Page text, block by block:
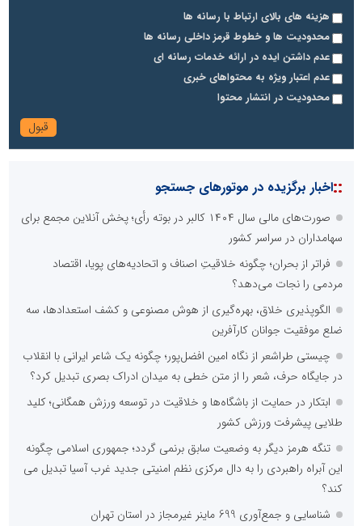
هزینه های بالای ارتباط با رسانه ها
محدودیت ها و خطوط قرمز داخلی رسانه ها
عدم داشتن ایده در ارائه خدمات رسانه ای
عدم اعتبار ویژه به محتواهای خبری
محدودیت در انتشار محتوا
::اخبار برگزیده در موتورهای جستجو
صورت‌های مالی سال ۱۴۰۴ کالبر در بوته رأی؛ پخش آنلاین مجمع برای
سهامداران در سراسر کشور
فراتر از بحران؛ چگونه خلاقیتِ اصناف و اتحادیه‌های پویا، اقتصاد
مردمی را نجات می‌دهد؟
الگوپذیری خلاق، بهره‌گیری از هوش مصنوعی و کشف استعدادها، سه
ضلع موفقیت جوانان کارآفرین
چیستی طراشعر از نگاه امین افضل‌پور؛ چگونه یک شاعر ایرانی با انقلاب
در جایگاه حرف، شعر را از متن خطی به میدان ادراک بصری تبدیل کرد؟
ابتکار در حمایت از باشگاه‌ها و خلاقیت در توسعه ورزش همگانی؛ کلید
طلایی پیشرفت ورزش کشور
تنگه هرمز دیگر به وضعیت سابق برنمی گردد؛ جمهوری اسلامی چگونه
این آبراه راهبردی را به دال مرکزی نظم امنیتی جدید غرب آسیا تبدیل می
کند؟
شناسایی و جمع‌آوری 699 ماینر غیرمجاز در استان تهران